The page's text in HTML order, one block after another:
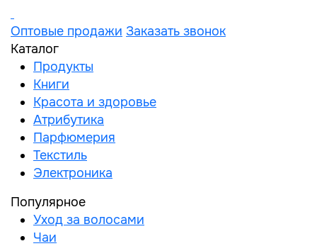
Оптовые продажи Заказать звонок
Каталог
Продукты
Книги
Красота и здоровье
Атрибутика
Парфюмерия
Текстиль
Электроника
Популярное
Уход за волосами
Чаи